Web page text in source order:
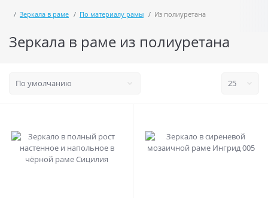
Зеркала в раме По материалу рамы Из полиуретана
Зеркала в раме из полиуретана